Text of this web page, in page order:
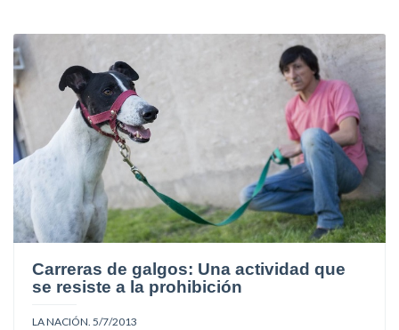
Carreras de galgos: Una actividad que
se resiste a la prohibición
LA NACIÓN. 5/7/2013